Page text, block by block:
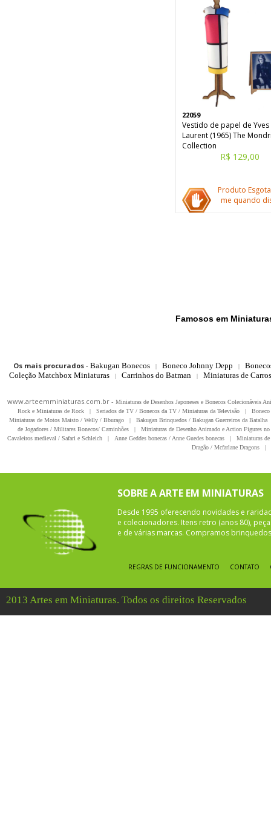
22059
Vestido de papel de Yves
Laurent (1965) The
Collection
R$ 129,00
Produto
me quando
Famosos em
Os mais procurados- Bakugan Bonecos | Boneco Johnny Depp |
Coleção Matchbox Miniaturas
| Carrinhos do Batman | Miniaturas de
www.arteemminiaturas.com.br - Miniaturas de Desenhos Japoneses e Bonecos Colecionáveis
Rock e Miniaturas de Rock
| Seriados de TV / Bonecos da TV / Miniaturas da Televisão |
Miniaturas de Motos Maisto / Welly / Bburago
| Bakugan Brinquedos / Bakugan Guerreiros da Batalha
de Jogadores / Militares Bonecos/ Caminhões
|
Miniaturas de Desenho Animado e Action Figures
Cavaleiros medieval / Safari e Schleich
| Anne Geddes bonecas / Anne Guedes bonecas |
Miniaturas
Dragão / Mcfarlane Dragons
|
SOBRE A ARTE EM MINIATURAS
Desde 1995 oferecendo novidades e
e colecionadores. Itens retro (anos 80),
e de várias marcas. Compramos
REGRAS DE FUNCIONAMENTO CONTATO
2013 Artes em Miniaturas. Todos os direitos Reservados